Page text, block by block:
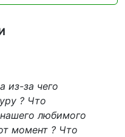
из-за чего
? Что
любимого
момент ? Что